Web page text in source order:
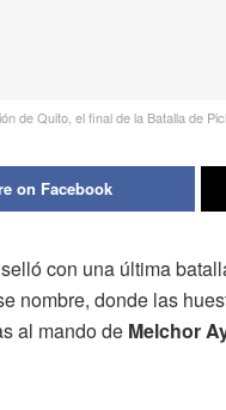
de Quito, el final de la Batalla de
on Facebook
con una última
nombre, donde las
al mando de Melchor